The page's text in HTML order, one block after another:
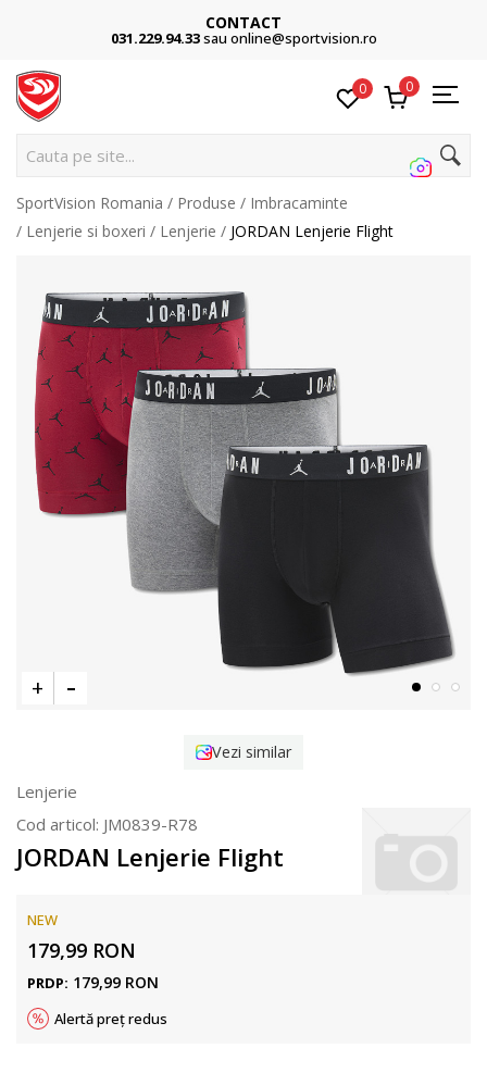
CONTACT
031.229.94.33sau online@sportvision.ro
0 0
Cauta pe site...
SportVision Romania Produse
Imbracaminte
Lenjerie si boxeri
Lenjerie JORDAN Lenjerie Flight
Vezi similar
Lenjerie
Cod articol: JM0839-R78
JORDAN Lenjerie Flight
NEW
179,99 RON
PRDP: 179,99 RON
Alertă preț redus